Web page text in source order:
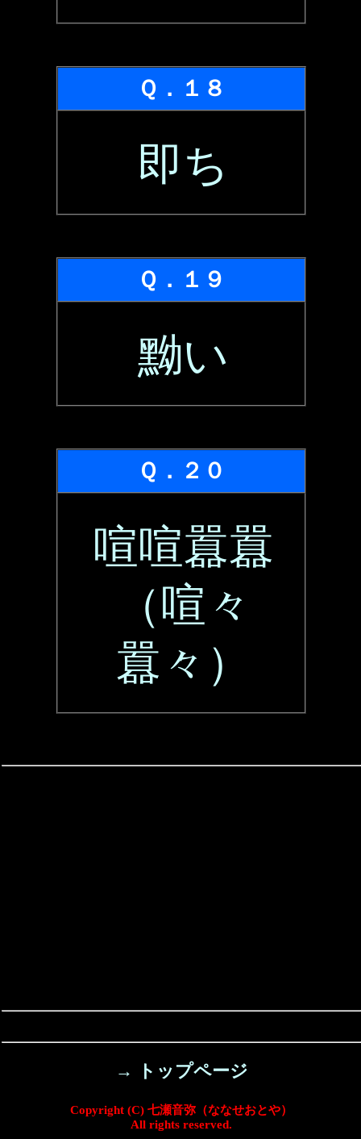
Ｑ．１８
即ち
Ｑ．１９
黝い
Ｑ．２０
喧喧囂囂
（喧々
囂々）
→ トップページ
Copyright (C) 七瀬音弥（ななせおとや）
All rights reserved.